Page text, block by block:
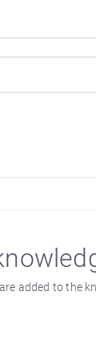
added to the